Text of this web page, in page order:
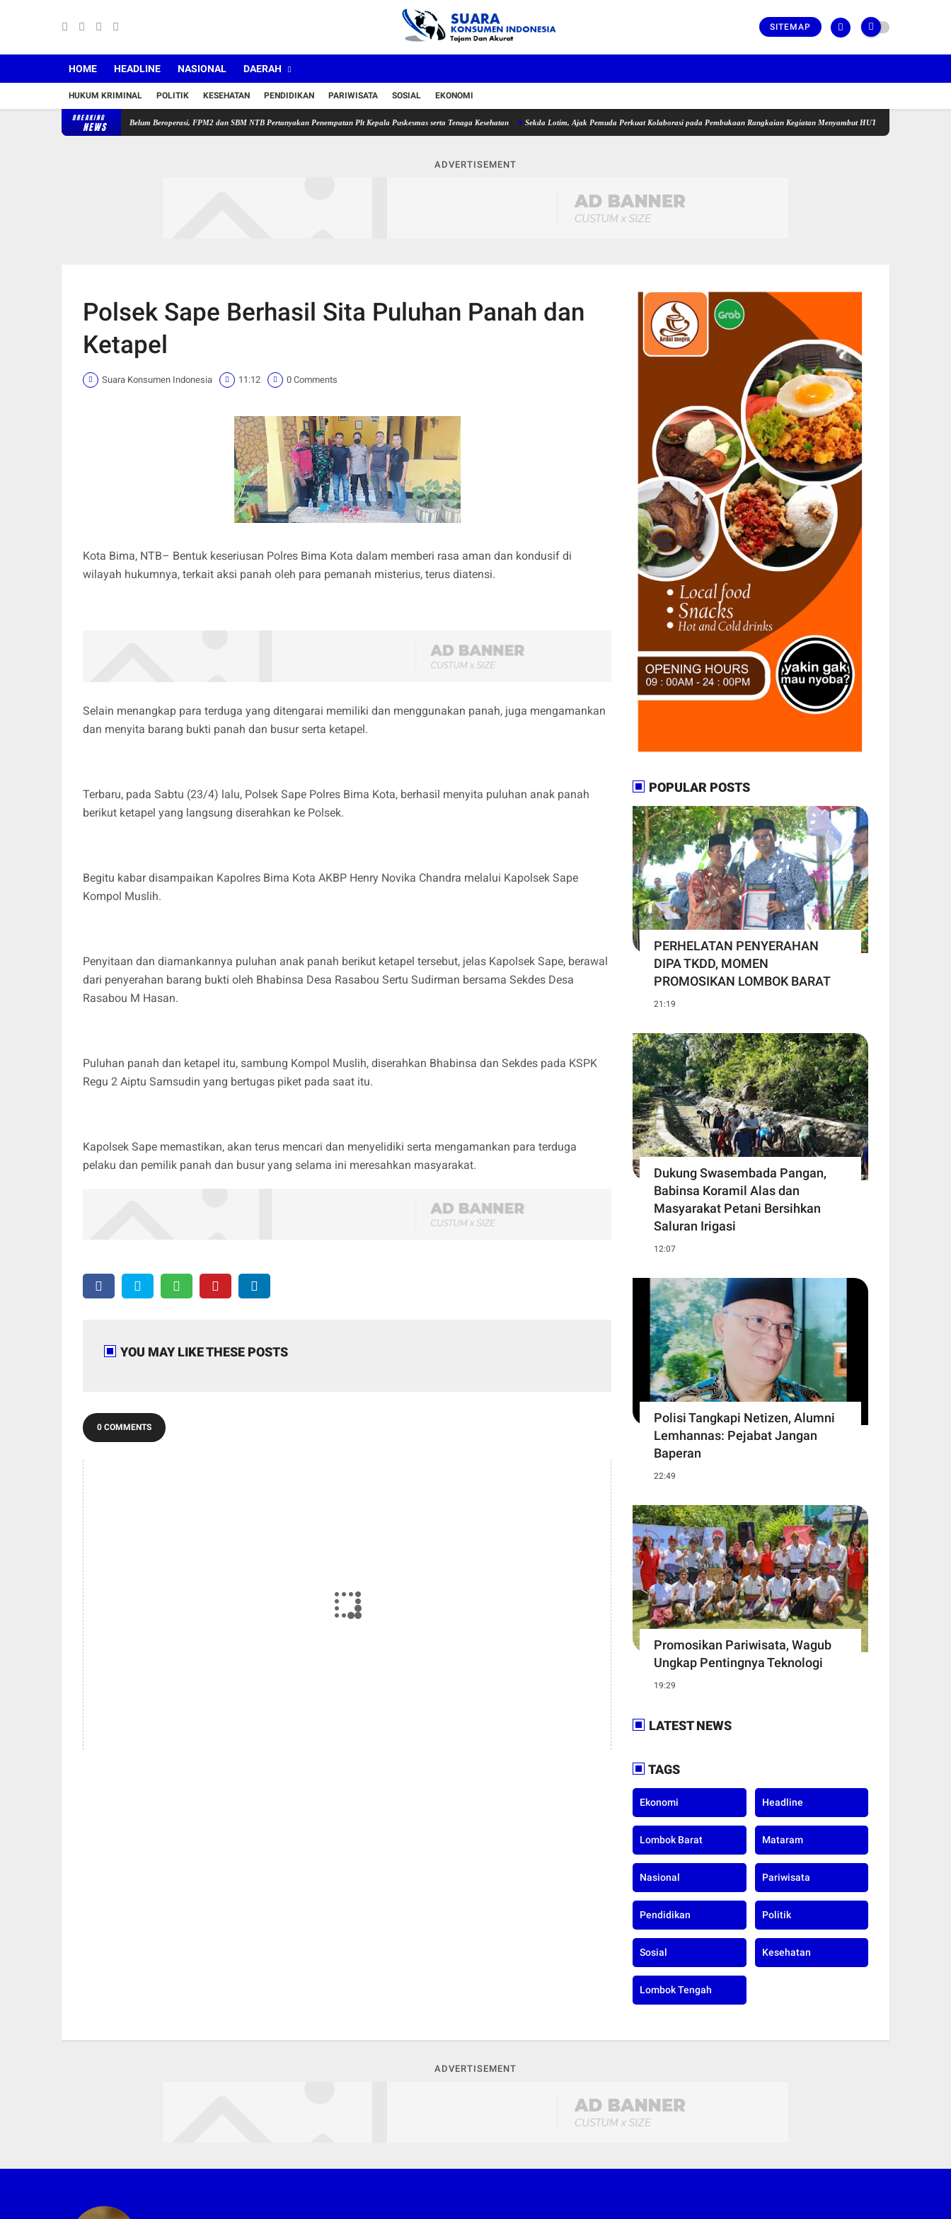
SITEMAP
HOME HEADLINE NASIONAL DAERAH
HUKUM KRIMINAL POLITIK KESEHATAN PENDIDIKAN PARIWISATA SOSIAL EKONOMI
BREAKING
NEWS
Puskesmas Sakra Timur Belum Beroperasi, FPM2 dan SBM NTB Pertanyakan Penempatan Plt Kepala Puskesmas serta Tenaga Kesehatan Sekda Lotim, Ajak Pemuda Perkuat Kolaborasi pada Pembukaan Rangkaian Kegiatan Menyambut HUT ke-81 Kemerdekaan RI di
ADVERTISEMENT
Polsek Sape Berhasil Sita Puluhan Panah dan
Ketapel
Suara Konsumen Indonesia 11:12 0 Comments
Kota Bima, NTB– Bentuk keseriusan Polres Bima Kota dalam memberi rasa aman dan kondusif di
wilayah hukumnya, terkait aksi panah oleh para pemanah misterius, terus diatensi.
Selain menangkap para terduga yang ditengarai memiliki dan menggunakan panah, juga mengamankan
dan menyita barang bukti panah dan busur serta ketapel.
Terbaru, pada Sabtu (23/4) lalu, Polsek Sape Polres Bima Kota, berhasil menyita puluhan anak panah
berikut ketapel yang langsung diserahkan ke Polsek.
Begitu kabar disampaikan Kapolres Bima Kota AKBP Henry Novika Chandra melalui Kapolsek Sape
Kompol Muslih.
Penyitaan dan diamankannya puluhan anak panah berikut ketapel tersebut, jelas Kapolsek Sape, berawal
dari penyerahan barang bukti oleh Bhabinsa Desa Rasabou Sertu Sudirman bersama Sekdes Desa
Rasabou M Hasan.
Puluhan panah dan ketapel itu, sambung Kompol Muslih, diserahkan Bhabinsa dan Sekdes pada KSPK
Regu 2 Aiptu Samsudin yang bertugas piket pada saat itu.
Kapolsek Sape memastikan, akan terus mencari dan menyelidiki serta mengamankan para terduga
pelaku dan pemilik panah dan busur yang selama ini meresahkan masyarakat.
YOU MAY LIKE THESE POSTS
0 COMMENTS
POPULAR POSTS
PERHELATAN PENYERAHAN
DIPA TKDD, MOMEN
PROMOSIKAN LOMBOK BARAT
21:19
Dukung Swasembada Pangan,
Babinsa Koramil Alas dan
Masyarakat Petani Bersihkan
Saluran Irigasi
12:07
Polisi Tangkapi Netizen, Alumni
Lemhannas: Pejabat Jangan
Baperan
22:49
Promosikan Pariwisata, Wagub
Ungkap Pentingnya Teknologi
19:29
LATEST NEWS
TAGS
Ekonomi Headline
Lombok Barat Mataram
Nasional Pariwisata
Pendidikan Politik
Sosial Kesehatan
Lombok Tengah
ADVERTISEMENT